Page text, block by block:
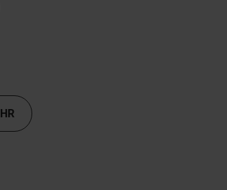
HR